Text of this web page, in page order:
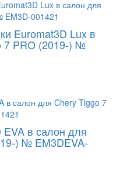
Euromat3D Lux в
7 PRO (2019-) №
EVA в салон для
) № EM3DEVA-